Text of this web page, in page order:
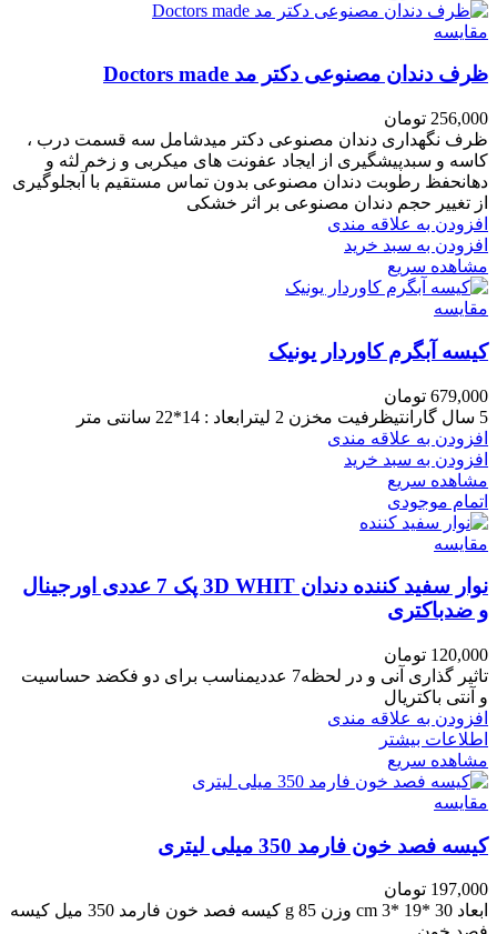
مقایسه
ظرف دندان مصنوعی دکتر مد Doctors made
256,000 تومان
ظرف نگهداری دندان مصنوعی دکتر میدشامل سه قسمت درب ،
کاسه و سبدپیشگیری از ایجاد عفونت های میکربی و زخم لثه و
دهانحفظ رطوبت دندان مصنوعی بدون تماس مستقیم با آبجلوگیری
از تغییر حجم دندان مصنوعی بر اثر خشکی
افزودن به علاقه مندی
افزودن به سبد خرید
مشاهده سریع
مقایسه
کیسه آبگرم کاوردار یونیک
679,000 تومان
5 سال گارانتیظرفیت مخزن 2 لیترابعاد : 14*22 سانتی متر
افزودن به علاقه مندی
افزودن به سبد خرید
مشاهده سریع
اتمام موجودی
مقایسه
نوار سفید کننده دندان 3D WHIT پک 7 عددی اورجینال
و ضدباکتری
120,000 تومان
تاثیر گذاری آنی و در لحظه7 عددیمناسب برای دو فکضد حساسیت
و آنتی باکتریال
افزودن به علاقه مندی
اطلاعات بیشتر
مشاهده سریع
مقایسه
کیسه فصد خون فارمد 350 میلی لیتری
197,000 تومان
ابعاد 30 *19 *3 cm وزن 85 g کیسه فصد خون فارمد 350 میل کیسه